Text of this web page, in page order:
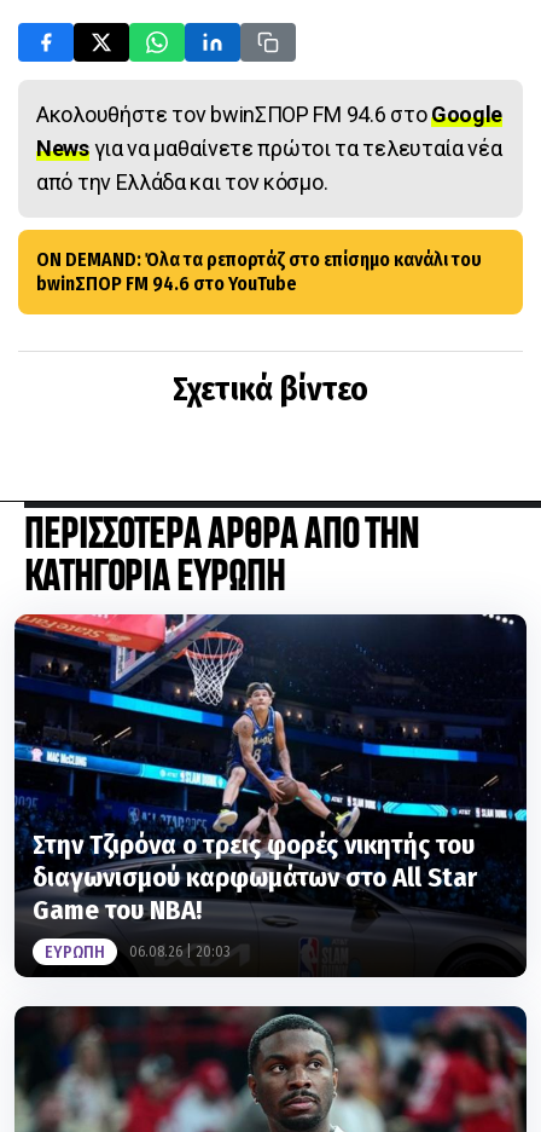
Ακολουθήστε τον bwinΣΠΟΡ FM 94.6 στοGoogle
Newsγια να μαθαίνετε πρώτοι τα τελευταία νέα
από την Ελλάδα και τον κόσμο.
ON DEMAND: Όλα τα ρεπορτάζ στο επίσημο κανάλι του
bwinΣΠΟΡ FM 94.6 στο YouTube
Σχετικά βίντεο
ΠΕΡΙΣΣΟΤΕΡΑ ΑΡΘΡΑ ΑΠΟ ΤΗΝ
ΚΑΤΗΓΟΡΙΑ ΕΥΡΩΠΗ
Στην Τζιρόνα ο τρεις φορές νικητής του
διαγωνισμού καρφωμάτων στο All Star
Game του ΝΒΑ!
ΕΥΡΩΠΗ 06.08.26 | 20:03